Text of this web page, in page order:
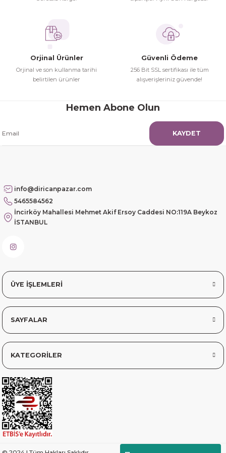
Hamit Çakıcı | 15/04/2026
yaşamadım 2. gün elimde oldu
Hamit Çakıcı | 15/04/2026
paketleme
mehmet Polat | 14/02/2026
Safiye Kutlu | 10/12/2025
Siteye üyelik gayet kolay,
güvenli ödeme, hızlı gönderim.
sorunsuz elime ulaştı teşekkürler
Sinem YILMAZ | 06/11/2025
Sinem YILMAZ | 06/11/2025
Deneyimini Paylaş
Orjinal Ürünler
Orjinal ve son kullanma tarihi
belirtilen ürünler
Güvenli Ödeme
256 Bit SSL sertifikası ile tüm
alışverişleriniz güvende!
Hemen Abone Olun
KAYDET
info@diricanpazar.com
5465584562
İncirköy Mahallesi Mehmet Akif Ersoy Caddesi NO:119A Beykoz
İSTANBUL
ÜYE İŞLEMLERİ
SAYFALAR
KATEGORİLER